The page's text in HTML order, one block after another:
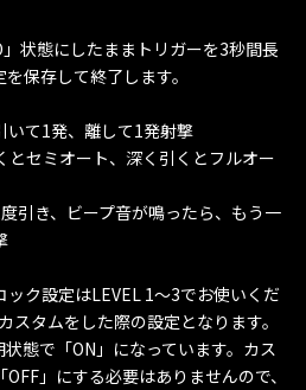
状態にしたままトリガーを3秒間長
保存して終了します。
いて1発、離して1発射撃
とセミオート、深く引くとフルオー
引き、ビープ音が鳴ったら、もう一
ク設定はLEVEL 1～3でお使いくだ
スタムをした際の設定となります。
態で「ON」になっています。カス
」にする必要はありませんので、